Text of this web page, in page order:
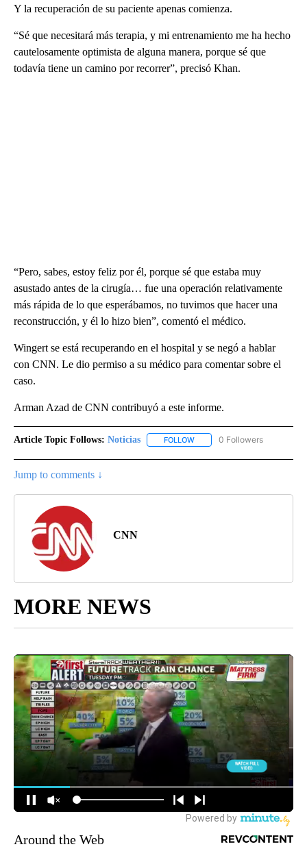
Y la recuperación de su paciente apenas comienza.
“Sé que necesitará más terapia, y mi entrenamiento me ha hecho
cautelosamente optimista de alguna manera, porque sé que
todavía tiene un camino por recorrer”, precisó Khan.
“Pero, sabes, estoy feliz por él, porque sé que estaba muy
asustado antes de la cirugía… fue una operación relativamente
más rápida de lo que esperábamos, no tuvimos que hacer una
reconstrucción, y él lo hizo bien”, comentó el médico.
Wingert se está recuperando en el hospital y se negó a hablar
con CNN. Le dio permiso a su médico para comentar sobre el
caso.
Arman Azad de CNN contribuyó a este informe.
Article Topic Follows: Noticias FOLLOW FOLLOW "NOTICIAS" TO
0 Followers
Jump to comments ↓
CNN
MORE NEWS
Around the Web